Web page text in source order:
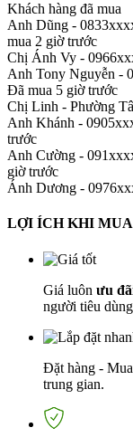
Khách hàng đã mua
Anh Dũng -
mua 2 giờ trước
Chị Ánh Vy -
Anh Tony Nguyễn -
Đã mua 5 giờ trước
Chị Linh - Phường
Anh Khánh -
trước
Anh Cường -
giờ trước
Ánh Dương -
LỢI ÍCH KHI MUA
Giá luôn ưu
người tiêu
Đặt hàng -
trung gian.